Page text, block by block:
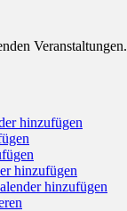
Veranstaltungen.
hinzufügen
hinzufügen
hinzufügen